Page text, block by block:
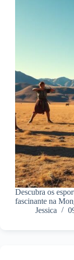
Descubra os
fascinante na
Jessica